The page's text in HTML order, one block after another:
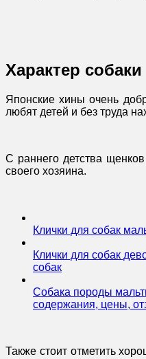
Характер собаки
Японские хины очень
любят детей и без труда
С раннего детства
своего хозяина.
Клички для собак
Клички для собак
собак
Собака породы
содержания, цены,
Также стоит отметить